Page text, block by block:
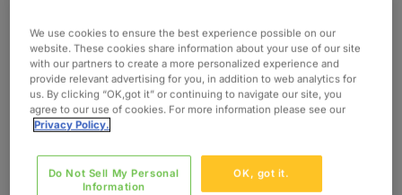
cargas de trabajo y marcos de decisión
que consolidan la nube como una
capacidad a largo plazo de
rendimiento y valor de negocio.
We use cookies to ensure the best experience possible on our
website. These cookies share information about your use of our site
with our partners to create a more personalized experience and
provide relevant advertising for you, in addition to web analytics for
us. By clicking “OK,got it” or continuing to navigate our site, you
agree to our use of cookies. For more information please see our
Privacy Policy.
OK, got it.
Do Not Sell My Personal
Information